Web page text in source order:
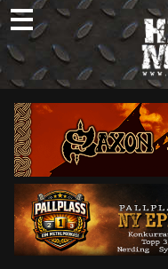
Skip
to
content
Søk